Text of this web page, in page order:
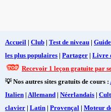
Accueil | Club | Test de niveau |
les plus populaires | Partager | Livre
Recevoir 1 leçon gratuite par
💡 Nos autres sites gratuits de cours :
Italien | Allemand | Néerlandais |
clavier | Latin | Provençal | Moteur